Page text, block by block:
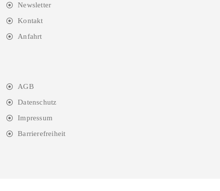
Newsletter
Kontakt
Anfahrt
AGB
Datenschutz
Impressum
Barrierefreiheit